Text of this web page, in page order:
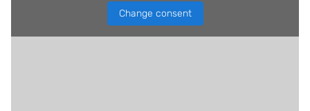
Change consent